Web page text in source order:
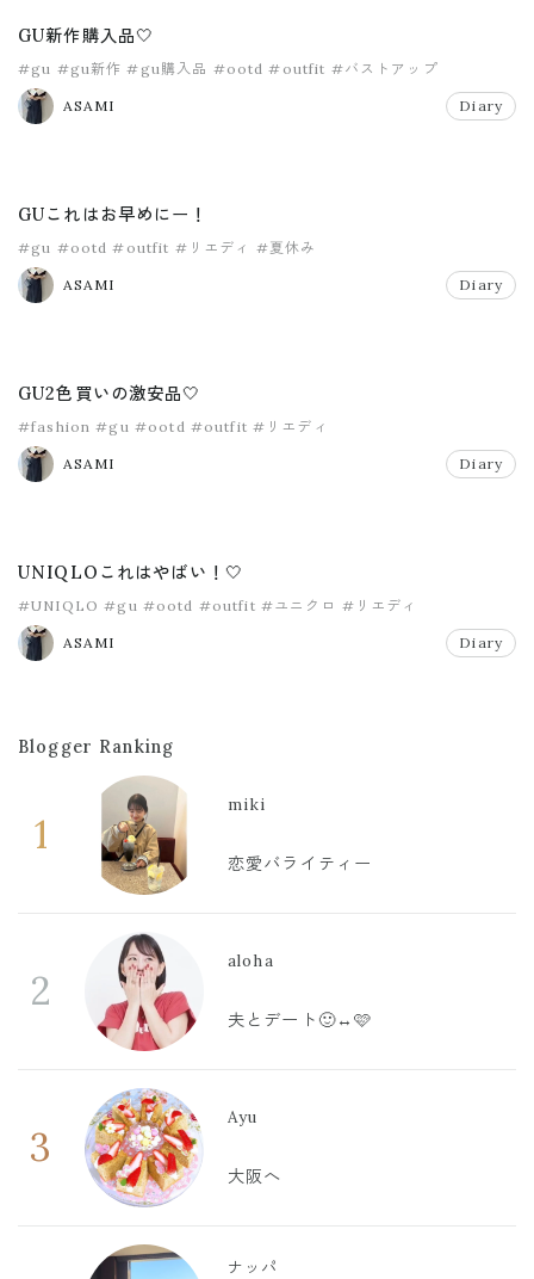
GU新作購入品🤍
#gu #gu新作 #gu購入品 #ootd #outfit #バストアップ
ASAMI Diary
GUこれはお早めにー！
#gu #ootd #outfit #リエディ #夏休み
ASAMI Diary
GU2色買いの激安品🤍
#fashion #gu #ootd #outfit #リエディ
ASAMI Diary
UNIQLOこれはやばい！🤍
#UNIQLO #gu #ootd #outfit #ユニクロ #リエディ
ASAMI Diary
Blogger Ranking
1
miki
恋愛バライティー
2
aloha
夫とデート🙂‍↔️🩷
3
Ayu
大阪へ
ナッパ